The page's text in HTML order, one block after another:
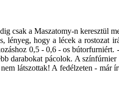
csak a Maszatomy-n keresztül
hogy a lécek a rostozat
0,5 - 0,6 - os
darabokat pácolok. A
látszottak! A fedélzeten - már